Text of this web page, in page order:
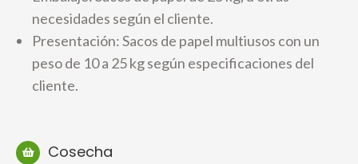
necesidades según el cliente.
Presentación: Sacos de papel multiusos con un
peso de 10 a 25 kg según especificaciones del
cliente.
Cosecha